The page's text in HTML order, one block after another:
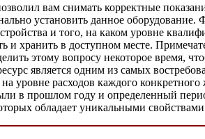
вам снимать корректные
установить данное оборудование.
и того, на каком уровне
и хранить в доступном месте.
этому вопросу некоторое время,
является одним из самых
уровне расходов каждого
в прошлом году и определенный
обладает уникальными